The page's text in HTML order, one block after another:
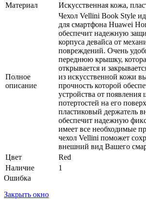
Материал
Искусственная кожа,
Полное
описание
Чехол Vellini Book Style
для смартфона Huawei
обеспечит надежную
корпуса девайса от
повреждений. Очень
переднюю крышку,
открывается и
из искусственной кожи
прочность которой
устройства от появления
потертостей на его
пластиковый держатель
обеспечит надежную
имеет все необходимые
чехол Vellini поможет
внешний вид Вашего
Цвет
Red
Наличие
1
Ошибка
Закрыть окно